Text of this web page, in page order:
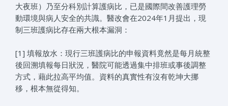
大夜班）乃至分科別計算護病比，已是國際間改善護理勞
動環境與病人安全的共識。醫改會在2024年1月提出，現
制三班護病比存在兩大根本漏洞：
[1] 填報放水：現行三班護病比的申報資料竟然是每月統整
後回溯填報每日狀況，醫院可能透過集中排班或事後調整
方式，藉此拉高平均值。資料的真實性有沒有乾坤大挪
移，根本無從得知。